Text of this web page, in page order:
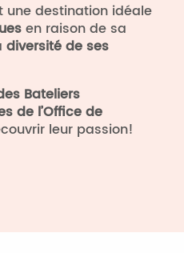
une destination idéale
en raison de sa
diversité de ses
Bateliers
de l’Office de
leur passion!